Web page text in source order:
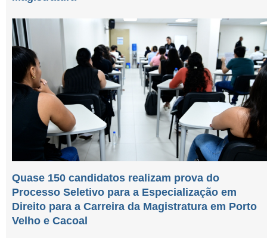
Quase 150 candidatos realizam prova do
Processo Seletivo para a Especialização em
Direito para a Carreira da Magistratura em Porto
Velho e Cacoal